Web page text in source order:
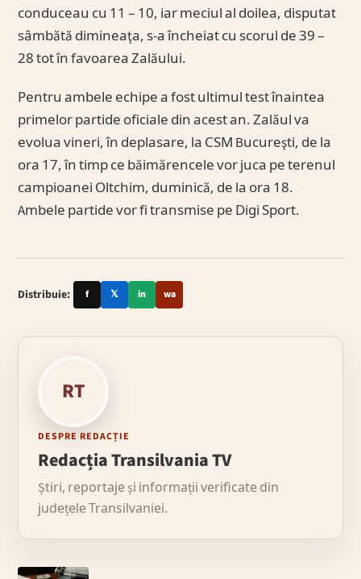
conduceau cu 11 – 10, iar meciul al doilea, disputat
sâmbătă dimineaţa, s-a încheiat cu scorul de 39 –
28 tot în favoarea Zalăului.
Pentru ambele echipe a fost ultimul test înaintea
primelor partide oficiale din acest an. Zalăul va
evolua vineri, în deplasare, la CSM Bucureşti, de la
ora 17, în timp ce băimărencele vor juca pe terenul
campioanei Oltchim, duminică, de la ora 18.
Ambele partide vor fi transmise pe Digi Sport.
Distribuie: f 𝕏 in wa
RT
DESPRE REDACȚIE
Redacția Transilvania TV
Știri, reportaje și informații verificate din
județele Transilvaniei.